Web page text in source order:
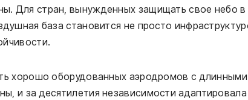
Для стран, вынужденных защищать свое небо в
база становится не просто
хорошо оборудованных аэродромов с длинными
и за десятилетия независимости адаптировала